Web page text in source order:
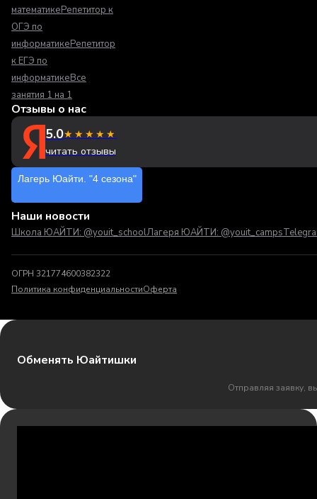
математикеРепетитор к
ОГЭ по
информатикеРепетитор
к ЕГЭ по
информатикеВсе
занятия 1 на 1
Отзывы о нас
5.0★★★★★
читать отзывы
Лагерь Юайти. "4 сезона"
Наши новости
Школа ЮАЙТИ: @youit_schoolЛагеря ЮАЙТИ: @youit_camps
ОГРН 321774600382322
Политика конфиденциальностиОферта
Обменять Юайтишки
Отправляя заявку,